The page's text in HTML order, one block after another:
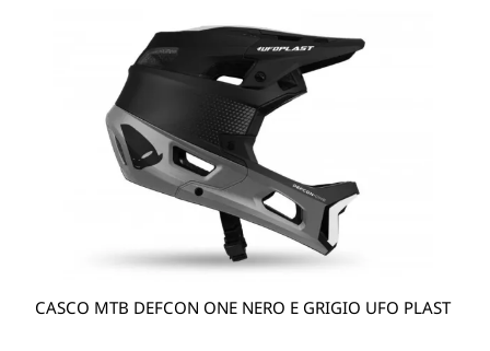
CASCO MTB DEFCON ONE NERO E GRIGIO UFO PLAST